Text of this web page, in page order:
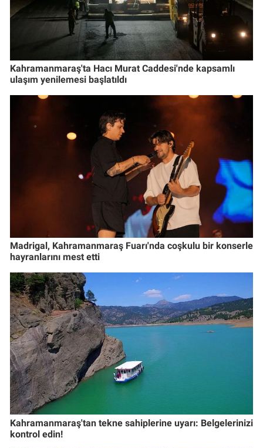
Kahramanmaraş'ta Hacı Murat Caddesi'nde kapsamlı
ulaşım yenilemesi başlatıldı
Madrigal, Kahramanmaraş Fuarı'nda coşkulu bir konserle
hayranlarını mest etti
Kahramanmaraş'tan tekne sahiplerine uyarı: Belgelerinizi
kontrol edin!